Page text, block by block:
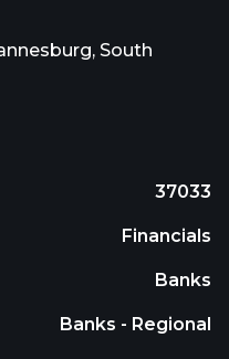
South
37033
Financials
Banks
Banks - Regional